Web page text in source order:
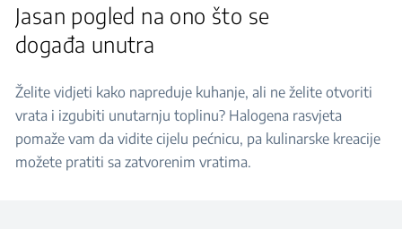
Jasan pogled na ono što se
događa unutra
Želite vidjeti kako napreduje kuhanje, ali ne želite otvoriti
vrata i izgubiti unutarnju toplinu? Halogena rasvjeta
pomaže vam da vidite cijelu pećnicu, pa kulinarske kreacije
možete pratiti sa zatvorenim vratima.